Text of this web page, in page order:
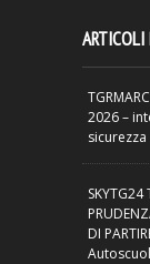
ARTICOLI
2026 –
DI